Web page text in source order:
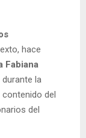
hace
Fabiana
durante la
del
del